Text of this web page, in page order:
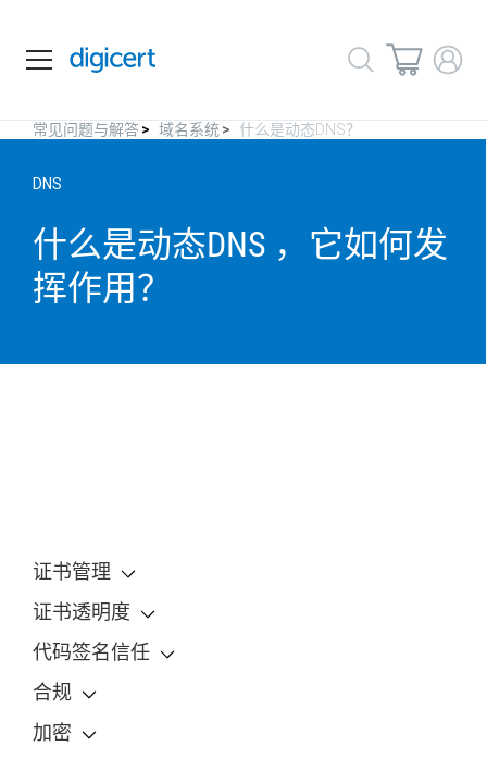
常见问题与解答 域名系统 什么是动态DNS？
DNS
什么是动态DNS ，它如何发
挥作用？
证书管理
证书透明度
代码签名信任
合规
加密